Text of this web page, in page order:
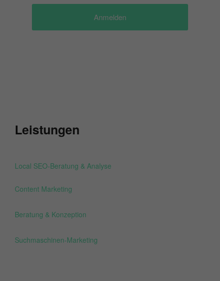
Anmelden
Leistungen
Local SEO-Beratung & Analyse
Content Marketing
Beratung & Konzeption
Suchmaschinen-Marketing